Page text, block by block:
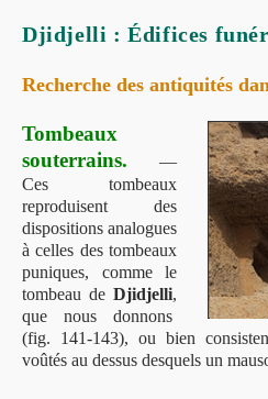
Djidjelli : Édifices
Recherche des antiquités
Tombeaux
souterrains.
—
Ces tombeaux
reproduisent des
dispositions analogues
à celles des tombeaux
puniques, comme le
tombeau de Djidjelli,
que nous donnons
(fig. 141-143), ou bien
voûtés au dessus desquels un